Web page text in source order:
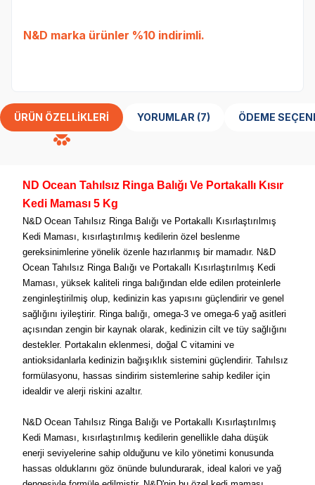
N&D marka ürünler %10 indirimli.
ÜRÜN ÖZELLIKLERI YORUMLAR (7) ÖDEME
ND Ocean Tahılsız Ringa Balığı Ve Portakallı Kısır
Kedi Maması 5 Kg
N&D Ocean Tahılsız Ringa Balığı ve Portakallı Kısırlaştırılmış
Kedi Maması, kısırlaştırılmış kedilerin özel beslenme
gereksinimlerine yönelik özenle hazırlanmış bir mamadır. N&D
Ocean Tahılsız Ringa Balığı ve Portakallı Kısırlaştırılmış Kedi
Maması, yüksek kaliteli ringa balığından elde edilen proteinlerle
zenginleştirilmiş olup, kedinizin kas yapısını güçlendirir ve genel
sağlığını iyileştirir. Ringa balığı, omega-3 ve omega-6 yağ asitleri
açısından zengin bir kaynak olarak, kedinizin cilt ve tüy sağlığını
destekler. Portakalın eklenmesi, doğal C vitamini ve
antioksidanlarla kedinizin bağışıklık sistemini güçlendirir. Tahılsız
formülasyonu, hassas sindirim sistemlerine sahip kediler için
idealdir ve alerji riskini azaltır.
N&D Ocean Tahılsız Ringa Balığı ve Portakallı Kısırlaştırılmış
Kedi Maması, kısırlaştırılmış kedilerin genellikle daha düşük
enerji seviyelerine sahip olduğunu ve kilo yönetimi konusunda
hassas olduklarını göz önünde bulundurarak, ideal kalori ve yağ